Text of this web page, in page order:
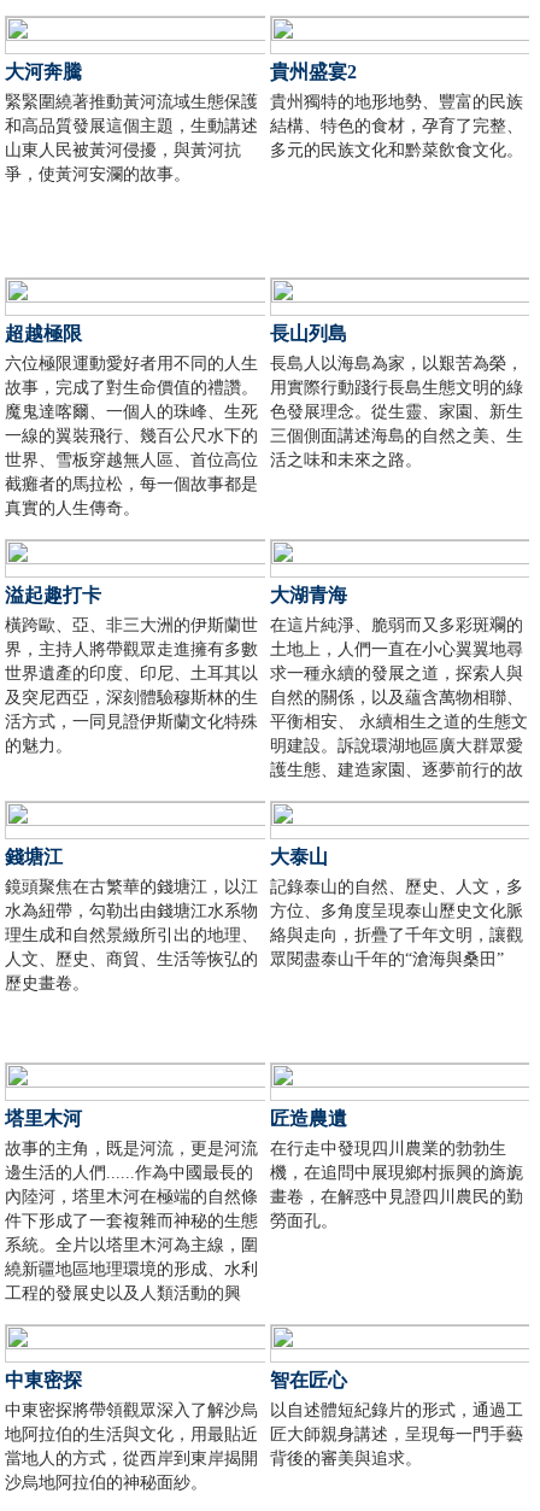
大河奔騰
緊緊圍繞著推動黃河流域生態保護
和高品質發展這個主題，生動講述
山東人民被黃河侵擾，與黃河抗
爭，使黃河安瀾的故事。
貴州盛宴2
貴州獨特的地形地勢、豐富的民族
結構、特色的食材，孕育了完整、
多元的民族文化和黔菜飲食文化。
超越極限
六位極限運動愛好者用不同的人生
故事，完成了對生命價值的禮讚。
魔鬼達喀爾、一個人的珠峰、生死
一線的翼裝飛行、幾百公尺水下的
世界、雪板穿越無人區、首位高位
截癱者的馬拉松，每一個故事都是
真實的人生傳奇。
長山列島
長島人以海島為家，以艱苦為榮，
用實際行動踐行長島生態文明的綠
色發展理念。從生靈、家園、新生
三個側面講述海島的自然之美、生
活之味和未來之路。
溢起趣打卡
橫跨歐、亞、非三大洲的伊斯蘭世
界，主持人將帶觀眾走進擁有多數
世界遺產的印度、印尼、土耳其以
及突尼西亞，深刻體驗穆斯林的生
活方式，一同見證伊斯蘭文化特殊
的魅力。
大湖青海
在這片純淨、脆弱而又多彩斑斕的
土地上，人們一直在小心翼翼地尋
求一種永續的發展之道，探索人與
自然的關係，以及蘊含萬物相聯、
平衡相安、 永續相生之道的生態文
明建設。訴說環湖地區廣大群眾愛
護生態、建造家園、逐夢前行的故
錢塘江
鏡頭聚焦在古繁華的錢塘江，以江
水為紐帶，勾勒出由錢塘江水系物
理生成和自然景緻所引出的地理、
人文、歷史、商貿、生活等恢弘的
歷史畫卷。
大泰山
記錄泰山的自然、歷史、人文，多
方位、多角度呈現泰山歷史文化脈
絡與走向，折疊了千年文明，讓觀
眾閱盡泰山千年的“滄海與桑田”
塔里木河
故事的主角，既是河流，更是河流
邊生活的人們......作為中國最長的
內陸河，塔里木河在極端的自然條
件下形成了一套複雜而神秘的生態
系統。全片以塔里木河為主線，圍
繞新疆地區地理環境的形成、水利
工程的發展史以及人類活動的興
的關係。
匠造農遺
在行走中發現四川農業的勃勃生
機，在追問中展現鄉村振興的旖旎
畫卷，在解惑中見證四川農民的勤
勞面孔。
中東密探
中東密探將帶領觀眾深入了解沙烏
地阿拉伯的生活與文化，用最貼近
當地人的方式，從西岸到東岸揭開
沙烏地阿拉伯的神秘面紗。
智在匠心
以自述體短紀錄片的形式，通過工
匠大師親身講述，呈現每一門手藝
背後的審美與追求。